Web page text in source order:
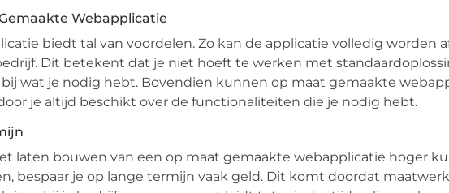
Webapplicatie
biedt tal van voordelen. Zo kan de applicatie volledig worden
Dit betekent dat je niet hoeft te werken met
wat je nodig hebt. Bovendien kunnen op maat gemaakte
je altijd beschikt over de functionaliteiten die je nodig hebt.
laten bouwen van een op maat gemaakte webapplicatie hoger
bespaar je op lange termijn vaak geld. Dit komt doordat